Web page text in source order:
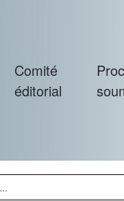
Comité
éditorial